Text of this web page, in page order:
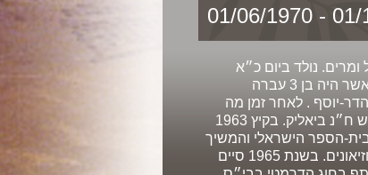
01/11/
ומרים. נולד ביום כ״א
במרחשון תשי״א (1.11.1950) בקיבוץ יסעור. כאשר היה בן 3 עברה
יוסף . לאחר זמן מה
עברה המשפחה ללוד שם למד בממלכתי ג׳ ע״ש ח״נ ביאליק. בקיץ 1963
הספר הישראלי והמשיך
בתיכון הבינלאומי. גילה עניין רב בציור וסייר במוזיאונים. בשנת 1965 סיים